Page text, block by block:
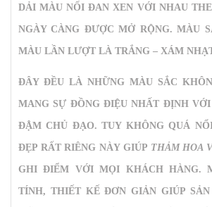
DẢI MÀU NỐI ĐAN XEN VỚI NHAU
NGÀY CÀNG ĐƯỢC MỞ RỘNG. MÀU
MÀU LẦN LƯỢT LÀ TRẮNG – XÁM
ĐÂY ĐỀU LÀ NHỮNG MÀU SẮC
MANG SỰ ĐỒNG ĐIỆU NHẤT ĐỊNH
ĐẬM CHỦ ĐẠO. TUY KHÔNG QUÁ
ĐẸP RẤT RIÊNG NÀY GIÚP THẢM HOA
GHI ĐIỂM VỚI MỌI KHÁCH HÀNG.
TÍNH, THIẾT KẾ ĐƠN GIẢN GIÚP